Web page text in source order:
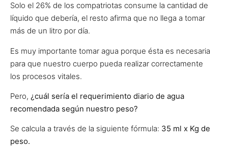
Solo el 26% de los compatriotas consume la cantidad de
líquido que debería, el resto afirma que no llega a tomar
más de un litro por día.
Es muy importante tomar agua porque ésta es necesaria
para que nuestro cuerpo pueda realizar correctamente
los procesos vitales.
Pero, ¿cuál sería el requerimiento diario de agua
recomendada según nuestro peso?
Se calcula a través de la siguiente fórmula: 35 ml x Kg de
peso.